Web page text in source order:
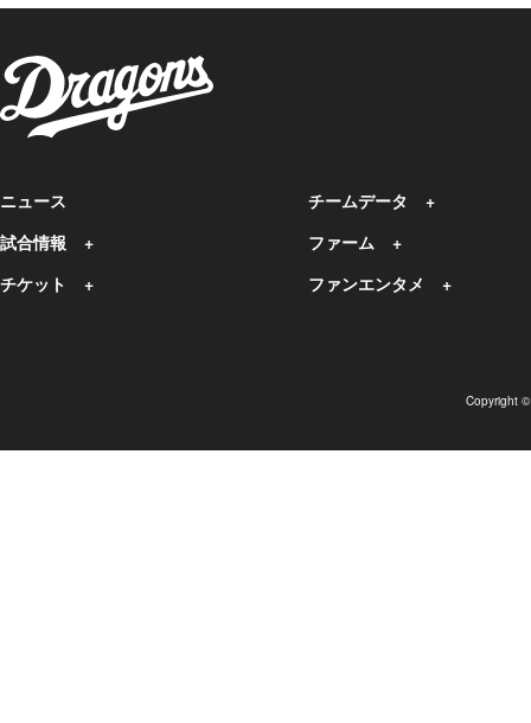
ニュース
試合情報
チケット
チームデータ
ファーム
ファンエンタメ
Copyright